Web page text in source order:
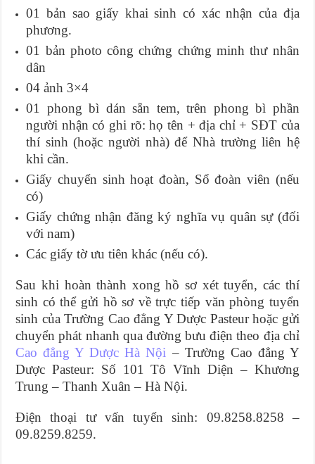
01 bản sao giấy khai sinh có xác nhận của địa
phương.
01 bản photo công chứng chứng minh thư nhân
dân
04 ảnh 3×4
01 phong bì dán sẵn tem, trên phong bì phần
người nhận có ghi rõ: họ tên + địa chỉ + SĐT của
thí sinh (hoặc người nhà) để Nhà trường liên hệ
khi cần.
Giấy chuyển sinh hoạt đoàn, Sổ đoàn viên (nếu
có)
Giấy chứng nhận đăng ký nghĩa vụ quân sự (đối
với nam)
Các giấy tờ ưu tiên khác (nếu có).
Sau khi hoàn thành xong hồ sơ xét tuyển, các thí
sinh có thể gửi hồ sơ về trực tiếp văn phòng tuyển
sinh của Trường Cao đẳng Y Dược Pasteur hoặc gửi
chuyển phát nhanh qua đường bưu điện theo địa chỉ
Cao đẳng Y Dược Hà Nội – Trường Cao đẳng Y
Dược Pasteur: Số 101 Tô Vĩnh Diện – Khương
Trung – Thanh Xuân – Hà Nội.
Điện thoại tư vấn tuyển sinh: 09.8258.8258 –
09.8259.8259.